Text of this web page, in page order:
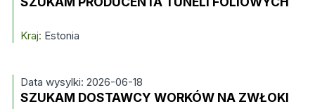
Kraj: Estonia
Data wysylki: 2026-06-18
SZUKAM DOSTAWCY WORKÓW NA ZWŁOKI